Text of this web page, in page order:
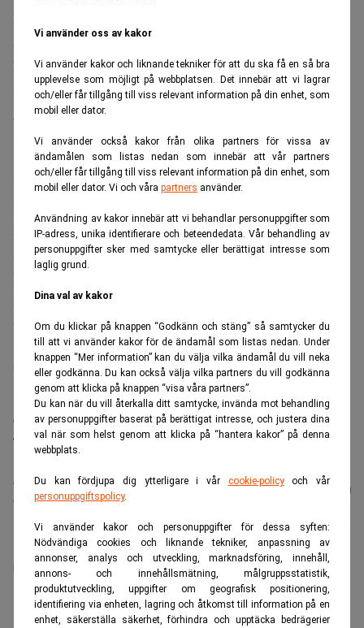
Vi använder oss av kakor
Vi använder kakor och liknande tekniker för att du ska få en så bra
upplevelse som möjligt på webbplatsen. Det innebär att vi lagrar
och/eller får tillgång till viss relevant information på din enhet, som
mobil eller dator.
Vi använder också kakor från olika partners för vissa av
ändamålen som listas nedan som innebär att vår partners
och/eller får tillgång till viss relevant information på din enhet, som
mobil eller dator. Vi och våra partners använder.
Användning av kakor innebär att vi behandlar personuppgifter som
IP-adress, unika identifierare och beteendedata. Vår behandling av
personuppgifter sker med samtycke eller berättigat intresse som
laglig grund.
Dina val av kakor
Om du klickar på knappen “Godkänn och stäng” så samtycker du
till att vi använder kakor för de ändamål som listas nedan. Under
knappen “Mer information” kan du välja vilka ändamål du vill neka
eller godkänna. Du kan också välja vilka partners du vill godkänna
genom att klicka på knappen “visa våra partners”.
Du kan när du vill återkalla ditt samtycke, invända mot behandling
av personuppgifter baserat på berättigat intresse, och justera dina
val när som helst genom att klicka på “hantera kakor” på denna
webbplats.
Du kan fördjupa dig ytterligare i vår cookie-policyoch vår
personuppgiftspolicy.
Vi använder kakor och personuppgifter för dessa syften:
Nödvändiga cookies och liknande tekniker, anpassning av
annonser, analys och utveckling, marknadsföring, innehåll,
annons- och innehållsmätning, målgruppsstatistik,
produktutveckling, uppgifter om geografisk positionering,
identifiering via enheten, lagring och åtkomst till information på en
enhet, säkerställa säkerhet, förhindra och upptäcka bedrägerier
Efter att bolaget släppt sin delårsrapport stiger SKF:s
aktiekurs på Stockholmsbörsen kraftigt. Klockan 11:35
hade kursen gått upp med drygt sex procent.
SKF:s vinst var bättre än väntat. Analytikerna hade i
genomsnitt räknat med en vinst på 1.169 miljoner kronor.
Även omsättningen var högre än väntat. Denna ökade till
12.739 kronor, jämfört med 11.417 miljoner kronor för
motsvarande period i fjol.
Försäljningen under andra kvartalet var påtagligt högre i
Nordamerika, Latinamerika och Asien, jämfört med
samma kvartal i fjol. Även i Europa var försäljningen
högre i år.
Bolaget räknar med att efterfrågan på SKF:s produkter och
tjänster kommer att ligga kvar på en hög nivå i Europa
under tredje kvartalet. I Asien väntas efterfrågan bli
”påtagligt högre” än under andra kvartalet.
Även i Nord- och Latinamerika väntar sig bolaget en högre
efterfrågan.
TT
Läs mer från Realtid - vårt nyhetsbrev
är kostnadsfritt:
Prenumerera
administrator